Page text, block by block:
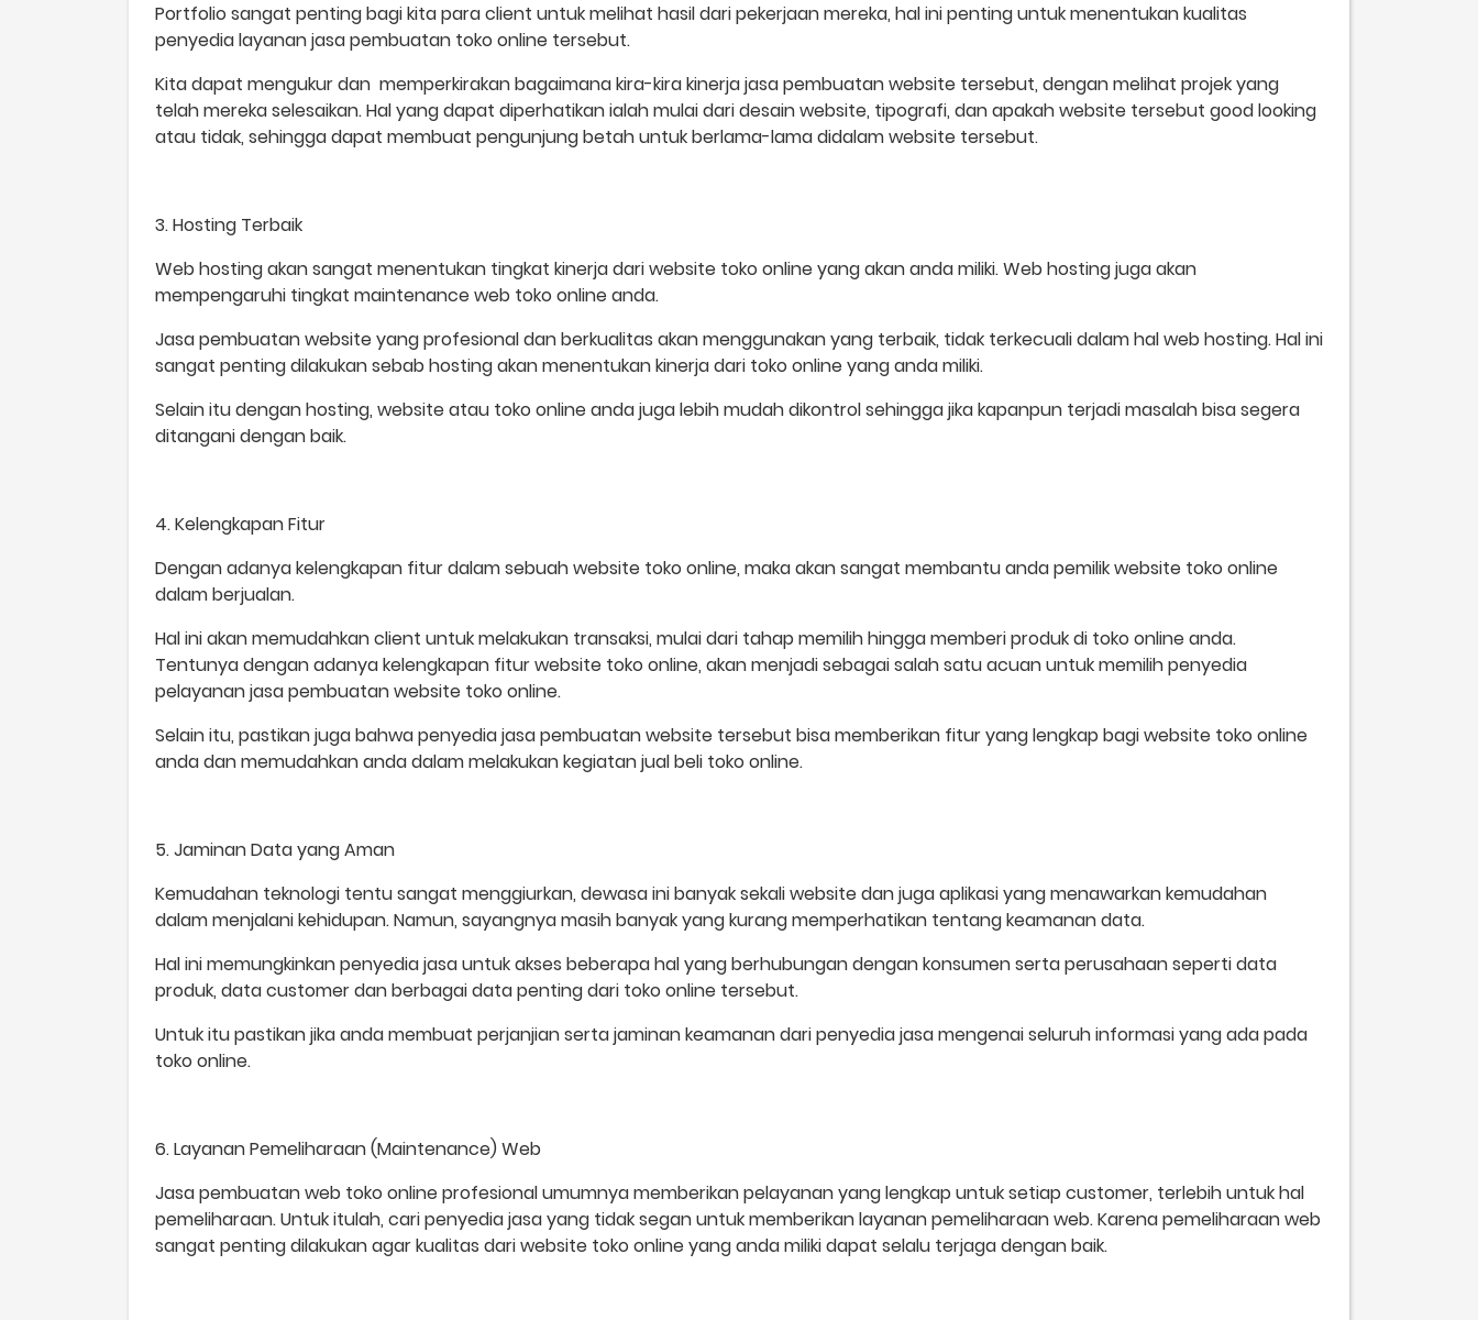
Portfolio sangat penting bagi kita para client untuk melihat hasil dari pekerjaan mereka, hal ini penting untuk menentukan kualitas
penyedia layanan jasa pembuatan toko online tersebut.
Kita dapat mengukur dan memperkirakan bagaimana kira-kira kinerja jasa pembuatan website tersebut, dengan melihat projek yang
telah mereka selesaikan. Hal yang dapat diperhatikan ialah mulai dari desain website, tipografi, dan apakah website tersebut good looking
atau tidak, sehingga dapat membuat pengunjung betah untuk berlama-lama didalam website tersebut.
3. Hosting Terbaik
Web hosting akan sangat menentukan tingkat kinerja dari website toko online yang akan anda miliki. Web hosting juga akan
mempengaruhi tingkat maintenance web toko online anda.
Jasa pembuatan website yang profesional dan berkualitas akan menggunakan yang terbaik, tidak terkecuali dalam hal web hosting. Hal ini
sangat penting dilakukan sebab hosting akan menentukan kinerja dari toko online yang anda miliki.
Selain itu dengan hosting, website atau toko online anda juga lebih mudah dikontrol sehingga jika kapanpun terjadi masalah bisa segera
ditangani dengan baik.
4. Kelengkapan Fitur
Dengan adanya kelengkapan fitur dalam sebuah website toko online, maka akan sangat membantu anda pemilik website toko online
dalam berjualan.
Hal ini akan memudahkan client untuk melakukan transaksi, mulai dari tahap memilih hingga memberi produk di toko online anda.
Tentunya dengan adanya kelengkapan fitur website toko online, akan menjadi sebagai salah satu acuan untuk memilih penyedia
pelayanan jasa pembuatan website toko online.
Selain itu, pastikan juga bahwa penyedia jasa pembuatan website tersebut bisa memberikan fitur yang lengkap bagi website toko online
anda dan memudahkan anda dalam melakukan kegiatan jual beli toko online.
5. Jaminan Data yang Aman
Kemudahan teknologi tentu sangat menggiurkan, dewasa ini banyak sekali website dan juga aplikasi yang menawarkan kemudahan
dalam menjalani kehidupan. Namun, sayangnya masih banyak yang kurang memperhatikan tentang keamanan data.
Hal ini memungkinkan penyedia jasa untuk akses beberapa hal yang berhubungan dengan konsumen serta perusahaan seperti data
produk, data customer dan berbagai data penting dari toko online tersebut.
Untuk itu pastikan jika anda membuat perjanjian serta jaminan keamanan dari penyedia jasa mengenai seluruh informasi yang ada pada
toko online.
6. Layanan Pemeliharaan (Maintenance) Web
Jasa pembuatan web toko online profesional umumnya memberikan pelayanan yang lengkap untuk setiap customer, terlebih untuk hal
pemeliharaan. Untuk itulah, cari penyedia jasa yang tidak segan untuk memberikan layanan pemeliharaan web. Karena pemeliharaan web
sangat penting dilakukan agar kualitas dari website toko online yang anda miliki dapat selalu terjaga dengan baik.